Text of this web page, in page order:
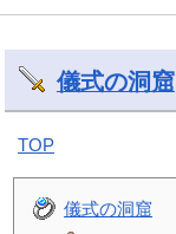
儀式の洞窟
TOP
儀式の洞窟